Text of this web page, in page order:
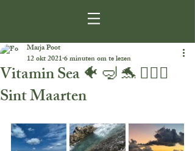
Vitamin Sea 🐠 🤿 🐬 🏊🏻‍♀️
Sint Maarten
Marja Poot
12 okt 20216 minuten om te lezen